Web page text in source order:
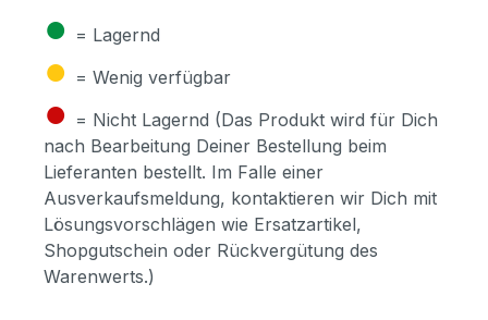
● = Lagernd
● = Wenig verfügbar
● = Nicht Lagernd (Das Produkt wird für Dich
nach Bearbeitung Deiner Bestellung beim
Lieferanten bestellt. Im Falle einer
Ausverkaufsmeldung, kontaktieren wir Dich mit
Lösungsvorschlägen wie Ersatzartikel,
Shopgutschein oder Rückvergütung des
Warenwerts.)